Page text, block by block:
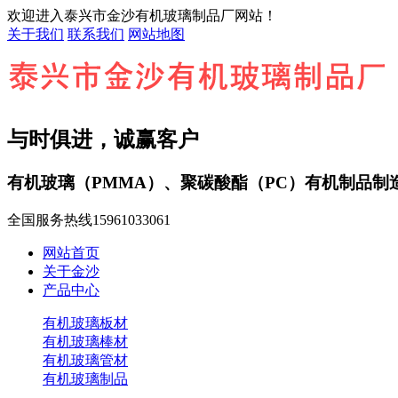
欢迎进入泰兴市金沙有机玻璃制品厂网站！
关于我们 联系我们 网站地图
与时俱进，诚赢客户
有机玻璃（PMMA）、聚碳酸酯（PC）有机制品制
全国服务热线15961033061
网站首页
关于金沙
产品中心
有机玻璃板材
有机玻璃棒材
有机玻璃管材
有机玻璃制品